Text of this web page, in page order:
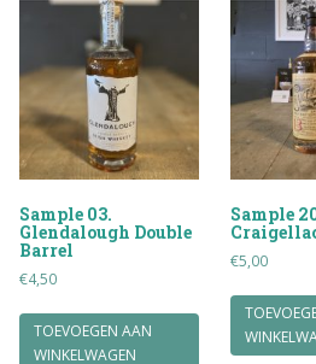
Sample 03.
Glendalough Double
Barrel
€4,50
TOEVOEGEN AAN
WINKELWAGEN
Sample
€5,00